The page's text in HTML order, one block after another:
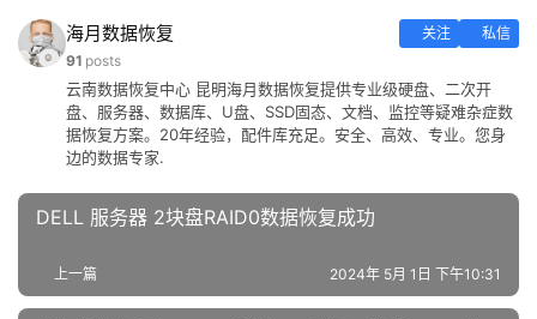
海月数据恢复 关注
私信
91 posts
云南数据恢复中心 昆明海月数据恢复提供专业级硬盘、二次开
盘、服务器、数据库、U盘、SSD固态、文档、监控等疑难杂症数
据恢复方案。20年经验，配件库充足。安全、高效、专业。您身
边的数据专家.
DELL 服务器 2块盘RAID0数据恢复成功
上一篇 2024年 5月 1日 下午10:31